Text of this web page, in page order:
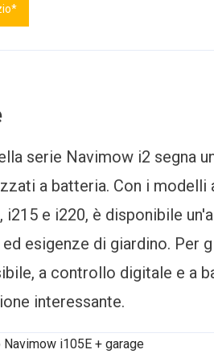
serie Navimow i2 segna
a batteria. Con i
i215 e i220, è disponibile
esigenze di giardino. Per
a controllo digitale e a
interessante.